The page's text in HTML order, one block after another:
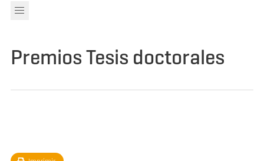
Premios Tesis doctorales